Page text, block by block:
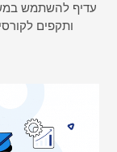
עדיף להשתמש
ותקפים